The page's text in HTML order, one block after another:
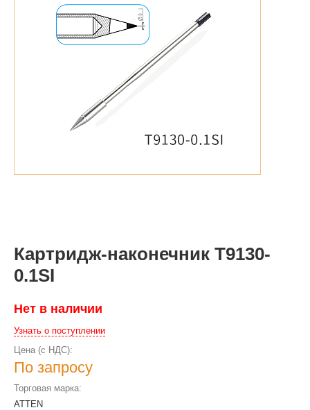
Картридж-наконечник T9130-
0.1SI
Нет в наличии
Узнать о поступлении
Цена (с НДС):
По запросу
Торговая марка:
ATTEN